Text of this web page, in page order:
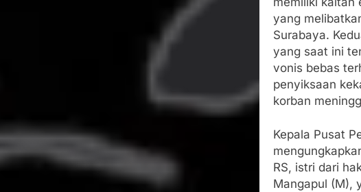
yang
Surabaya.
yang saat ini
vonis bebas
penyiksaan
korban
Kepala Pusat
RS, istri dari
Mangapul (M),